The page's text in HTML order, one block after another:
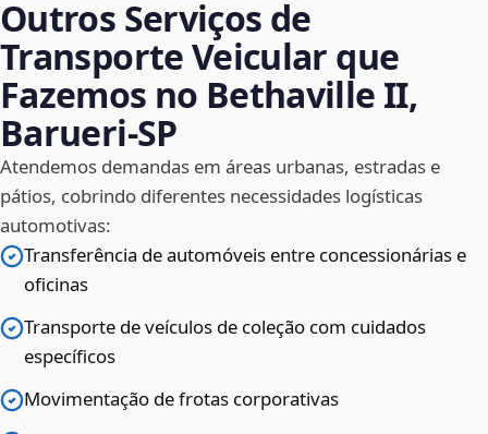
Outros Serviços de
Transporte Veicular que
Fazemos no Bethaville II,
Barueri‑SP
Atendemos demandas em áreas urbanas, estradas e
pátios, cobrindo diferentes necessidades logísticas
automotivas:
Transferência de automóveis entre concessionárias e
oficinas
Transporte de veículos de coleção com cuidados
específicos
Movimentação de frotas corporativas